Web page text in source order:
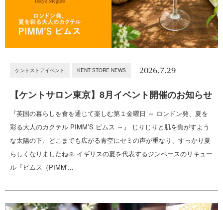
ケントストアイベント KENT STORE NEWS 2026.7.29
【ケントサロン東京】8月イベント開催のお知らせ
『英国の暮らしを食を通じて楽しむ第１金曜日 ～ ロンドン発、夏を
彩る大人のカクテル PIMM’S ピムス ～』 じりじりと肌を焦がすよう
な太陽の下、どこまでも広がる青空にセミの声が重なり、すっかり夏
らしくなりましたね🌞 イギリスの夏を代表するジンベースのリキュー
ル『ピムス（PIMM'…